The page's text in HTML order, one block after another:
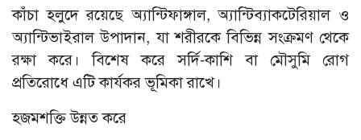
কাঁচা হলুদে রয়েছে অ্যান্টিফাঙ্গাল, অ্যান্টিব্যাকটেরিয়াল ও
অ্যান্টিভাইরাল উপাদান, যা শরীরকে বিভিন্ন সংক্রমণ থেকে
রক্ষা করে। বিশেষ করে সর্দি-কাশি বা মৌসুমি রোগ
প্রতিরোধে এটি কার্যকর ভূমিকা রাখে।
হজমশক্তি উন্নত করে